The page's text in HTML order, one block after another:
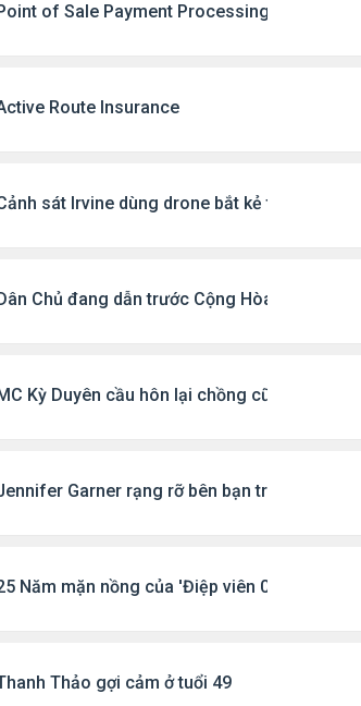
of Sale Payment Processing: Why
Route Insurance
sát Irvine dùng drone bắt kẻ trộm trong
Chủ đang dẫn trước Cộng Hòa trong các
Kỳ Duyên cầu hôn lại chồng cũ
Garner rạng rỡ bên bạn trai kém 6 tuổi
Năm mặn nồng của 'Điệp viên 007'
Thảo gợi cảm ở tuổi 49